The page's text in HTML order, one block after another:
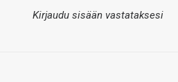
Kirjaudu sisään vastataksesi